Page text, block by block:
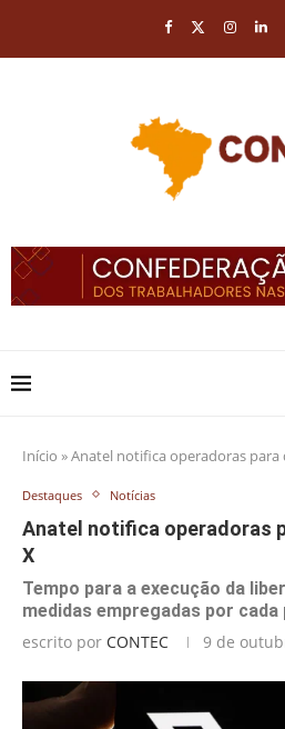
Início »Anatel notifica operadoras para
Destaques Notícias
Anatel notifica operadoras
X
Tempo para a execução da
medidas empregadas por
escrito por CONTEC 9 de